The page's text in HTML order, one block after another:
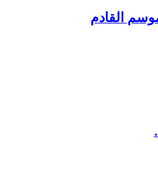
القادم